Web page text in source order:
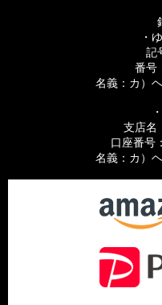
・
記
番号
名義：カ）
支店名
口座番
名義：カ）